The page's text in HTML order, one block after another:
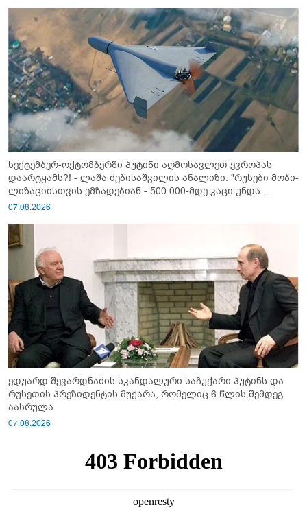
სექტემბერ-ოქტომბერში პუტინი აღმოსავლეთ ევროპას
დაარტყამს?! - ლაშა ძებისაშვილის ანალიზი: "რუსები მობი­
ლიზაციისთვის ემზადებიან - 500 000-მდე კაცი უნდა
გაიწვიონ ომში"
07.08.2026
ედუარდ შევარდნაძის სკანდალური საჩუქარი პუტინს და
რუსეთის პრეზიდენტის მუქარა, რომელიც 6 წლის შემდეგ
აასრულა
07.08.2026